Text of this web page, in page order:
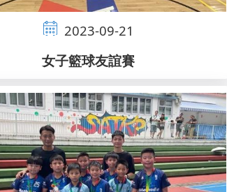
2023-09-21
女子籃球友誼賽